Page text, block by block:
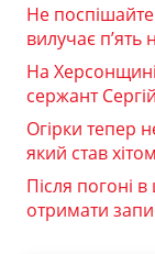
Не
вилучає
На
сержант
Огірки тепер
який став
Після погоні
отримати